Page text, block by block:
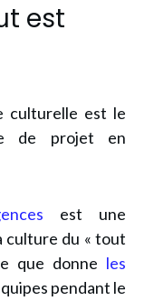
est
culturelle est le
de projet en
est une
culture du « tout
que donne les
pendant le